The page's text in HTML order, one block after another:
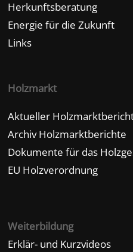
Herkunftsberatung
Energie für die Zukunft
Links
Holzmarkt
Aktueller
Archiv Holzmarktberichte
Dokumente für das
EU Holzverordnung
Weiterbildung
Erklär- und Kurzvideos